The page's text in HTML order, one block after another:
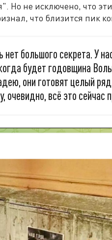
Но не исключено, что
что близится пик
нет большого секрета. У
будет годовщина
они готовят целый
очевидно, всё это сейчас